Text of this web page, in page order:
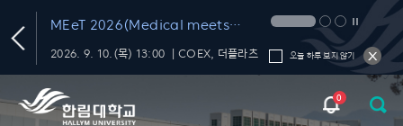
MEeT 2026(Medical meets
Technology 2026)
2026. 9. 10.(목) 13:00 ｜COEX, 더플라츠 오늘 하루 보지 않기
0